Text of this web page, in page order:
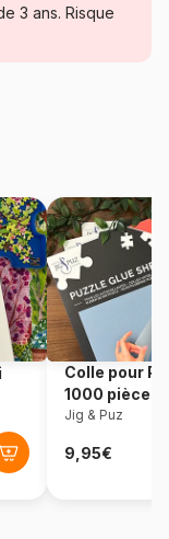
Fleurs et
40361
3 ans. Risque
Colle pour
1000 pièces
Jig & Puz